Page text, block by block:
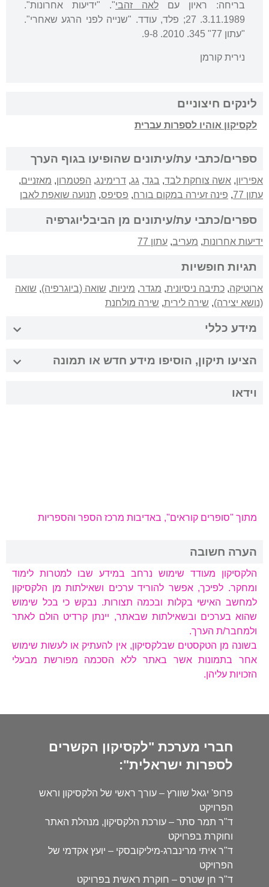
בריחה: ראיון עם לאה זהבי". "ידיעות אחרונות".
3.11.1989. 27; פלד, עודד. "שנייה לפני הרגע שאחרי".
"עתון 77" 345. 2010. 9-8.
נירית קורמן
לינקים חיצוניים
לקסיקון אוהיו לספרות עברית
ספרים/כתבי עת/עיתונים שהופיעו בגוף הערך
אפיריון, אשה צוחקת לבד, בגד, גג, דרימינג, הפטמרון, מאזניים,
עתון 77
, פינה זעירה במקום בורח, פסיפס, תנועה שואפת לאבן
ספרים/כתבי עת/עיתונים מן הביבליוגרפיה
ידיעות אחרונות, מעריב, עתון 77
תגיות חופשיות
ארוטיקה, כתיבה ניסיונית, מגדר, מיניות, שואה (ביוגרפיה), שואה
(נושא יצירה), שירה לירית, שירה מולחנת
מידע כללי
הציעו תיקון, הוסיפו מידע חדש או תמונה
וידאו
מתוך ''סופרים קוראים'', באדיבות מרכז הספר והספריות
הערה חשובה
הלקסיקון מעודד שימוש נרחב במידע שבו למטרות לימוד
ומחקר. לפיכך, אפשר להוריד ערכים ושאילתות מן הלקסיקון
למחשב האישי בקלות ובכמה תצורות. נבקש כי בכל שימוש
שהוא בערכים ובשאילתות שבאתר, יינתן קרדיט הולם לאתר
ולמחבר/ת הערך.
בשונה מן הטקסטים שבלקסיקון, אין להעתיק או לעשות שימוש
אחר בתמונות אשר באתר ללא הסכמה מפורשת מבעלי
הזכויות עליהן.
חברי מערכת "לקסיקון הקשרים
לספרות ישראלית":
פרופ' יגאל שוורץ – עורך ראשי של הלקסיקון וראש
הפרויקט
ד"ר תמר סתר – עורכת הלקסיקון, מנהלת האתר
וחוקרת בפרויקט
ד"ר איתי מרינברג-מיליקובסקי – יועץ אקדמי של
הפרויקט
ד"ר חן שטרס – חוקרת ראשית בפרויקט